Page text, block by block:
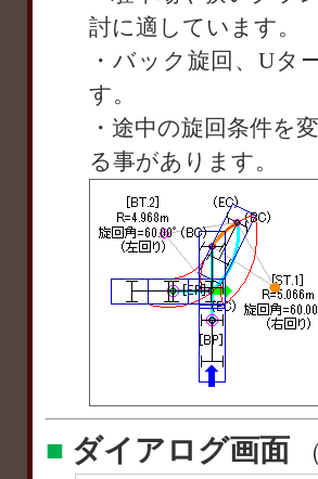
討に適しています。
・バック旋回、Uタ
す。
・途中の旋回条件を
る事があります。
■ ダイアログ画面